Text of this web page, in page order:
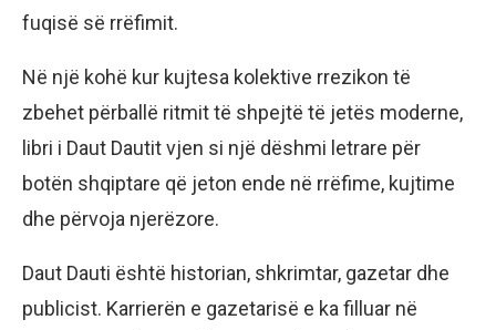
fuqisë së rrëfimit.
Në një kohë kur kujtesa kolektive rrezikon të
zbehet përballë ritmit të shpejtë të jetës moderne,
libri i Daut Dautit vjen si një dëshmi letrare për
botën shqiptare që jeton ende në rrëfime, kujtime
dhe përvoja njerëzore.
Daut Dauti është historian, shkrimtar, gazetar dhe
publicist. Karrierën e gazetarisë e ka filluar në